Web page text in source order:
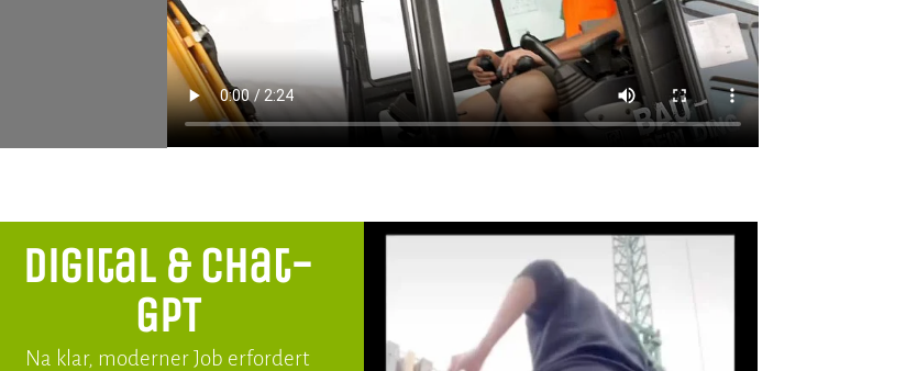
Digital & Chat-
GPT
Na klar, moderner Job erfordert